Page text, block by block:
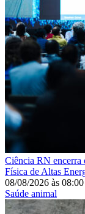
Ciência RN encerra
Física de Altas
08/08/2026 às 08:00
Saúde animal